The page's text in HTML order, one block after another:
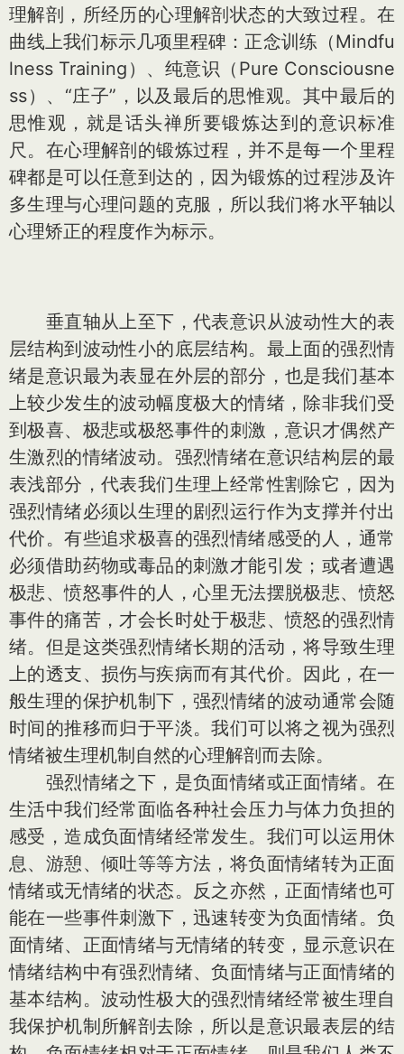
理解剖，所经历的心理解剖状态的大致过程。在
曲线上我们标示几项里程碑：正念训练（Mindfu
lness Training）、纯意识（Pure Consciousne
ss）、“庄子”，以及最后的思惟观。其中最后的
思惟观，就是话头禅所要锻炼达到的意识标准
尺。在心理解剖的锻炼过程，并不是每一个里程
碑都是可以任意到达的，因为锻炼的过程涉及许
多生理与心理问题的克服，所以我们将水平轴以
心理矫正的程度作为标示。
垂直轴从上至下，代表意识从波动性大的表
层结构到波动性小的底层结构。最上面的强烈情
绪是意识最为表显在外层的部分，也是我们基本
上较少发生的波动幅度极大的情绪，除非我们受
到极喜、极悲或极怒事件的刺激，意识才偶然产
生激烈的情绪波动。强烈情绪在意识结构层的最
表浅部分，代表我们生理上经常性割除它，因为
强烈情绪必须以生理的剧烈运行作为支撑并付出
代价。有些追求极喜的强烈情绪感受的人，通常
必须借助药物或毒品的刺激才能引发；或者遭遇
极悲、愤怒事件的人，心里无法摆脱极悲、愤怒
事件的痛苦，才会长时处于极悲、愤怒的强烈情
绪。但是这类强烈情绪长期的活动，将导致生理
上的透支、损伤与疾病而有其代价。因此，在一
般生理的保护机制下，强烈情绪的波动通常会随
时间的推移而归于平淡。我们可以将之视为强烈
情绪被生理机制自然的心理解剖而去除。
强烈情绪之下，是负面情绪或正面情绪。在
生活中我们经常面临各种社会压力与体力负担的
感受，造成负面情绪经常发生。我们可以运用休
息、游憩、倾吐等等方法，将负面情绪转为正面
情绪或无情绪的状态。反之亦然，正面情绪也可
能在一些事件刺激下，迅速转变为负面情绪。负
面情绪、正面情绪与无情绪的转变，显示意识在
情绪结构中有强烈情绪、负面情绪与正面情绪的
基本结构。波动性极大的强烈情绪经常被生理自
我保护机制所解剖去除，所以是意识最表层的结